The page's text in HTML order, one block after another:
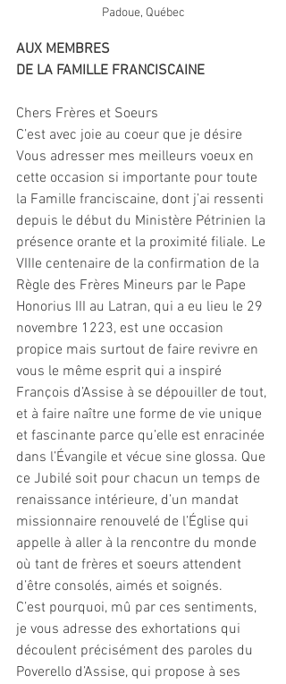
Padoue, Québec
AUX MEMBRES
DE LA FAMILLE FRANCISCAINE
Chers Frères et Soeurs
C’est avec joie au coeur que je désire
Vous adresser mes meilleurs voeux en
cette occasion si importante pour toute
la Famille franciscaine, dont j’ai ressenti
depuis le début du Ministère Pétrinien la
présence orante et la proximité filiale. Le
VIIIe centenaire de la confirmation de la
Règle des Frères Mineurs par le Pape
Honorius III au Latran, qui a eu lieu le 29
novembre 1223, est une occasion
propice mais surtout de faire revivre en
vous le même esprit qui a inspiré
François d’Assise à se dépouiller de tout,
et à faire naître une forme de vie unique
et fascinante parce qu’elle est enracinée
dans l’Évangile et vécue sine glossa. Que
ce Jubilé soit pour chacun un temps de
renaissance intérieure, d’un mandat
missionnaire renouvelé de l’Église qui
appelle à aller à la rencontre du monde
où tant de frères et soeurs attendent
d’être consolés, aimés et soignés.
C’est pourquoi, mû par ces sentiments,
je vous adresse des exhortations qui
découlent précisément des paroles du
Poverello d’Assise, qui propose à ses